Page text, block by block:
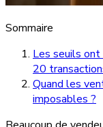
Sommaire
Les seuils ont
20
Quand les
imposables ?